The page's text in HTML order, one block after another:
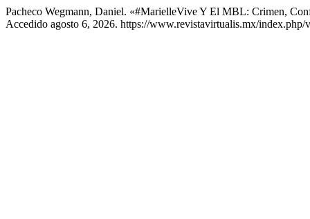
Pacheco Wegmann, Daniel. «#MarielleVive Y El MBL: Crimen,
Accedido agosto 6, 2026. https://www.revistavirtualis.mx/